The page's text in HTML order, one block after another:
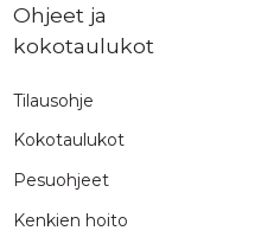
Ohjeet ja
kokotaulukot
Tilausohje
Kokotaulukot
Pesuohjeet
Kenkien hoito